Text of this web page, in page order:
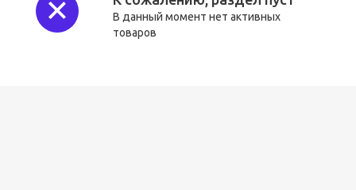
В данный момент нет активных
товаров